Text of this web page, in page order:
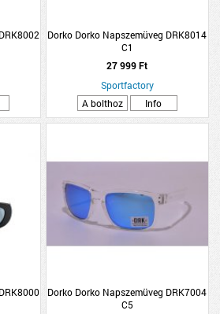
Dorko Dorko Napszemüveg DRK8014
C1
27 999 Ft
Sportfactory
A bolthoz
Info
Dorko Dorko Napszemüveg DRK7004
C5